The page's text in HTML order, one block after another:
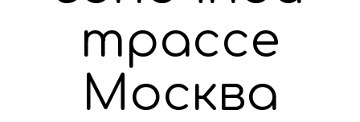
трассе
Москва